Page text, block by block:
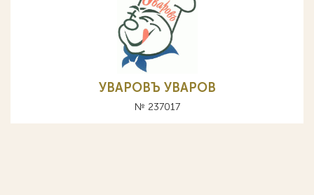
УВАРОВЪ УВАРОВ
№ 237017